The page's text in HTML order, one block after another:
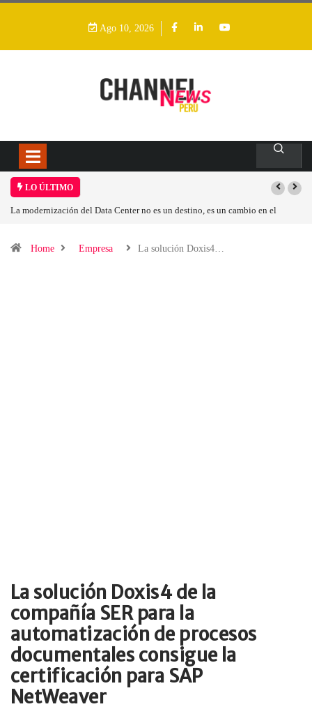
Ago 10, 2026
LO ÚLTIMO
no es un destino, es un cambio en el Los ingresos por
Home Empresa La solución Doxis4…
La solución Doxis4 de la
compañía SER para la
automatización de procesos
documentales consigue la
certificación para SAP
NetWeaver